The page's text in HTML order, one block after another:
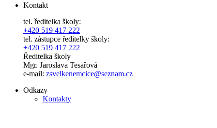
Kontakt
tel. ředitelka školy:
+420 519 417 222
tel. zástupce ředitelky školy:
+420 519 417 222
Ředitelka školy
Mgr. Jaroslava Tesařová
e-mail: zsvelkenemcice@seznam.cz
Odkazy
Kontakty